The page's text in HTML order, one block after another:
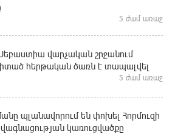
5 ժամ առաջ
վարչական շրջանում
հերթական ծառն է տապալվել
5 ժամ առաջ
պլանավորում են փոխել Հորմուզի
կառուցվածքը